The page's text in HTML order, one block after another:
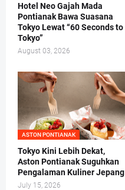
Hotel Neo Gajah Mada
Pontianak Bawa Suasana
Tokyo Lewat “60 Seconds to
Tokyo”
August 03, 2026
ASTON PONTIANAK
Tokyo Kini Lebih Dekat,
Aston Pontianak Suguhkan
Pengalaman Kuliner Jepang
July 15, 2026